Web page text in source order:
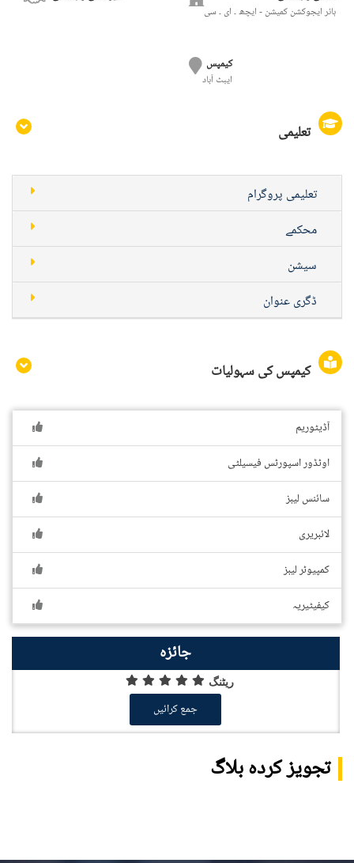
ہائر ایجوکشن کمیشن - ایچھ ۔ ای ۔ سی
کیمپس
ایبٹ آباد
تعلیمی
تعلیمی پروگرام
محکمے
سیشن
ڈگری عنوان
کیمپس کی سہولیات
آڈیٹوریم
اوٹڈور اسپورٹس فیسیلٹی
سائنس لیبز
لائبریری
کمپیوٹر لیبز
کیفیٹیریہ
جائزہ
ریٹنگ
جمع کرائیں
تجویز کردہ بلاگ